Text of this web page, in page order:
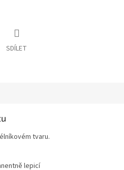
SDÍLET
tvaru.
lepicí